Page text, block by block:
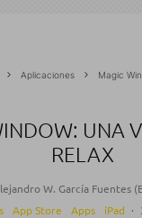
Aplicaciones Magic
UNA
RELAX
W. García Fuentes
App Store Apps iPad ·